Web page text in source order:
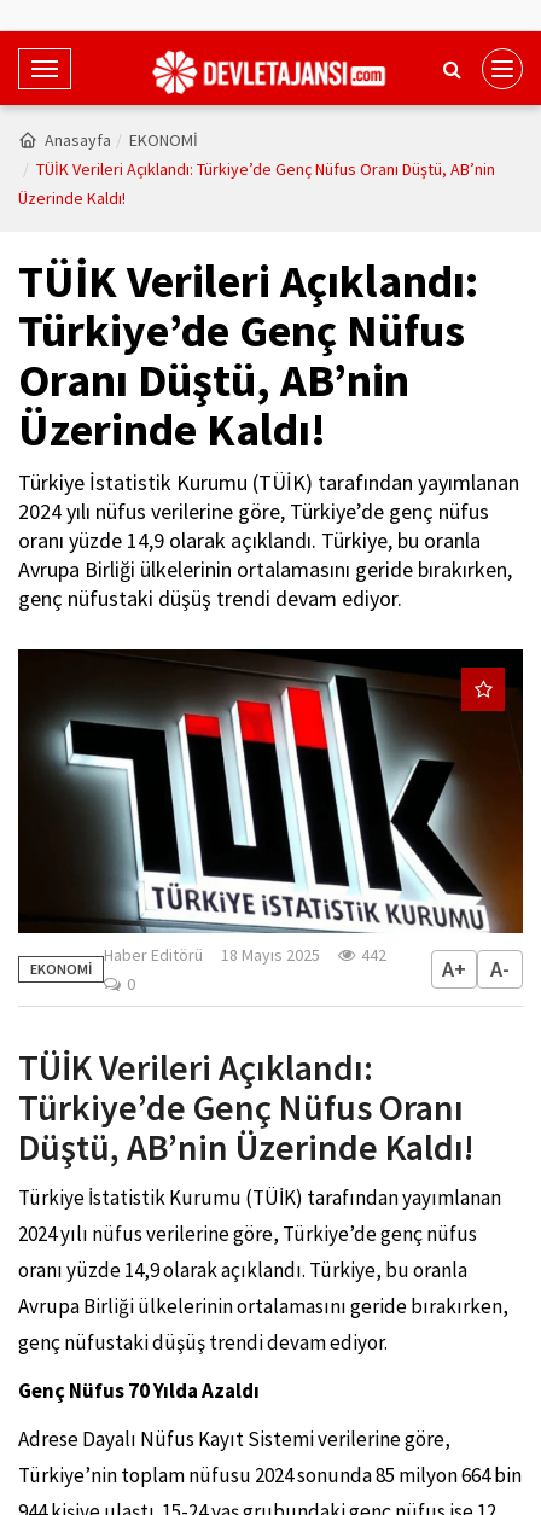
T
o
g
g
i
a
t
o
n
Anasayfa
EKONOMİ
TÜİK Verileri Açıklandı: Türkiye’de Genç Nüfus Oranı Düştü, AB’nin
Üzerinde Kaldı!
TÜİK Verileri Açıklandı:
Türkiye’de Genç Nüfus
Oranı Düştü, AB’nin
Üzerinde Kaldı!
Türkiye İstatistik Kurumu (TÜİK) tarafından yayımlanan
2024 yılı nüfus verilerine göre, Türkiye’de genç nüfus
oranı yüzde 14,9 olarak açıklandı. Türkiye, bu oranla
Avrupa Birliği ülkelerinin ortalamasını geride bırakırken,
genç nüfustaki düşüş trendi devam ediyor.
EKONOMİ
Haber Editörü 18 Mayıs 2025
442
0
A+ A-
TÜİK Verileri Açıklandı:
Türkiye’de Genç Nüfus Oranı
Düştü, AB’nin Üzerinde Kaldı!
Türkiye İstatistik Kurumu (TÜİK) tarafından yayımlanan
2024 yılı nüfus verilerine göre, Türkiye’de genç nüfus
oranı yüzde 14,9 olarak açıklandı. Türkiye, bu oranla
Avrupa Birliği ülkelerinin ortalamasını geride bırakırken,
genç nüfustaki düşüş trendi devam ediyor.
Genç Nüfus 70 Yılda Azaldı
Adrese Dayalı Nüfus Kayıt Sistemi verilerine göre,
Türkiye’nin toplam nüfusu 2024 sonunda 85 milyon 664 bin